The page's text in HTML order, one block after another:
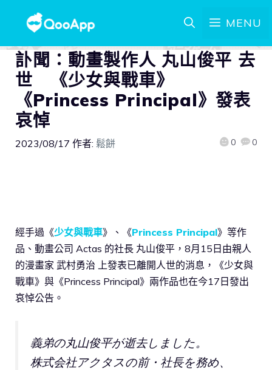
MENU
訃聞：動畫製作人 丸山俊平 去
世 《少女與戰車》
《Princess Principal》發表
哀悼
2023/08/17 作者: 鬆餅 0 0
經手過《少女與戰車》、《Princess Principal》等作
品、動畫公司 Actas 的社長 丸山俊平，8月15日由親人
的漫畫家 武村勇治 上發表已離開人世的消息，《少女與
戰車》與《Princess Principal》兩作品也在今17日發出
哀悼公告。
義弟の丸山俊平が逝去しました。
株式会社アクタスの前・社長を務め、